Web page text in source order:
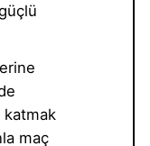
maç